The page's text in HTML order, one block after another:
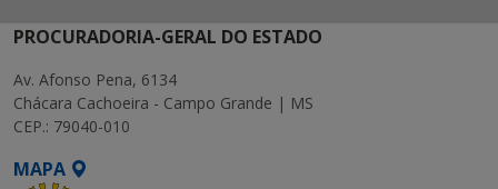
PROCURADORIA-GERAL DO ESTADO
Av. Afonso Pena, 6134
Chácara Cachoeira - Campo Grande | MS
CEP.: 79040-010
MAPA